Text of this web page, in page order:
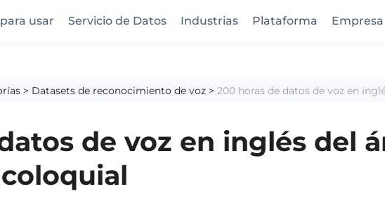
usar Servicio de Datos Industrias Plataforma Empresa
> Datasets de reconocimiento de voz > 200 horas de datos de voz en
de voz en inglés del